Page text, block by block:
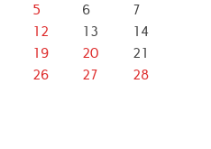
5 6
7
12 13
14
19 20
21
26 27
28